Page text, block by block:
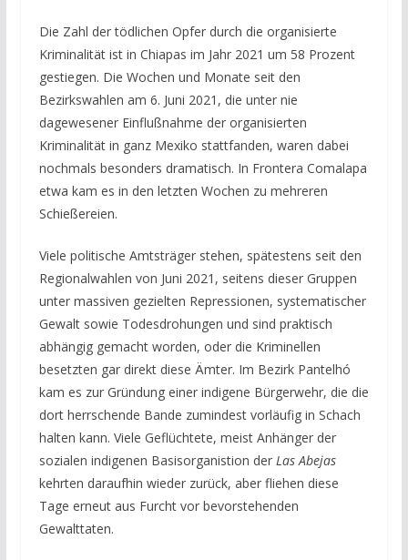
Die Zahl der tödlichen Opfer durch die organisierte
Kriminalität ist in Chiapas im Jahr 2021 um 58 Prozent
gestiegen. Die Wochen und Monate seit den
Bezirkswahlen am 6. Juni 2021, die unter nie
dagewesener Einflußnahme der organisierten
Kriminalität in ganz Mexiko stattfanden, waren dabei
nochmals besonders dramatisch. In Frontera Comalapa
etwa kam es in den letzten Wochen zu mehreren
Schießereien.
Viele politische Amtsträger stehen, spätestens seit den
Regionalwahlen von Juni 2021, seitens dieser Gruppen
unter massiven gezielten Repressionen, systematischer
Gewalt sowie Todesdrohungen und sind praktisch
abhängig gemacht worden, oder die Kriminellen
besetzten gar direkt diese Ämter. Im Bezirk Pantelhó
kam es zur Gründung einer indigene Bürgerwehr, die die
dort herrschende Bande zumindest vorläufig in Schach
halten kann. Viele Geflüchtete, meist Anhänger der
sozialen indigenen Basisorganistion der Las Abejas
kehrten daraufhin wieder zurück, aber fliehen diese
Tage erneut aus Furcht vor bevorstehenden
Gewalttaten.